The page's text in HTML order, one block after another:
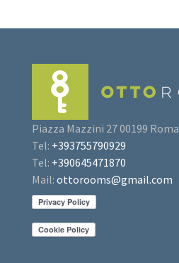
Piazza Mazzini 27 00199 Roma
Tel: +393755790929
Tel: +390645471870
Mail: ottorooms@gmail.com